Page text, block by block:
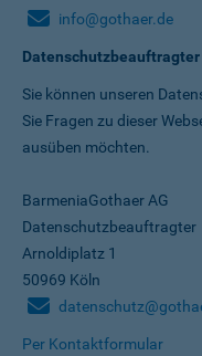
info@gothaer.de
Datenschutzbeauftragter
Sie können unseren
Sie Fragen zu dieser
ausüben möchten.
BarmeniaGothaer AG
Datenschutzbeauftragter
Arnoldiplatz 1
50969 Köln
Per Kontaktformular